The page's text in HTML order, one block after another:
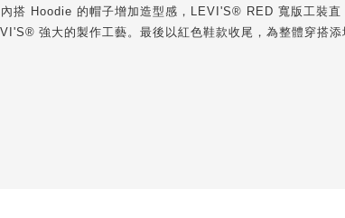
搭 Hoodie 的帽子增加造型感，LEVI'S® RED 寬版工裝直
強大的製作工藝。最後以紅色鞋款收尾，為整體穿搭添